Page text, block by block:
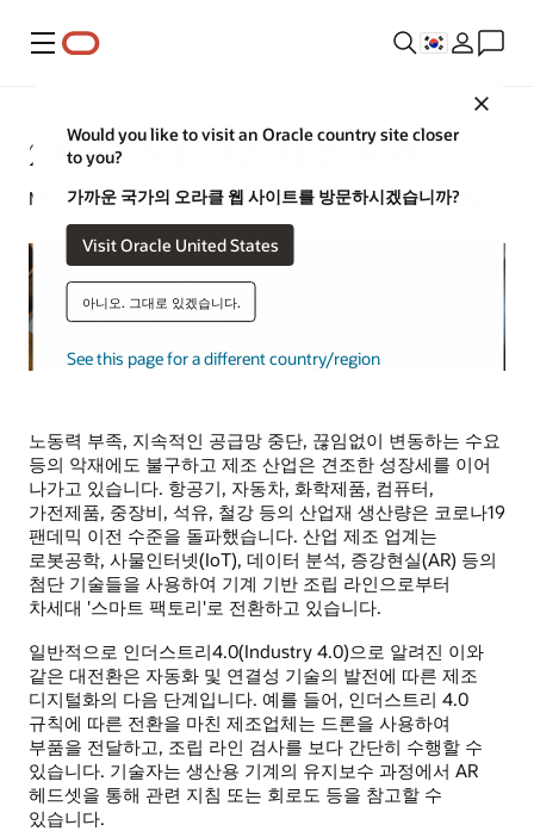
메뉴
Would you like to visit an Oracle country site closer
to you?
가까운 국가의 오라클 웹 사이트를 방문하시겠습니까?
Visit Oracle United States
아니오. 그대로 있겠습니다.
See this page for a different country/region
2024년 5대 산업 제조 트렌드
Margaret Lindquist | Content Strategist | 2024년 1월 8일
노동력 부족, 지속적인 공급망 중단, 끊임없이 변동하는 수요
등의 악재에도 불구하고 제조 산업은 견조한 성장세를 이어
나가고 있습니다. 항공기, 자동차, 화학제품, 컴퓨터,
가전제품, 중장비, 석유, 철강 등의 산업재 생산량은 코로나19
팬데믹 이전 수준을 돌파했습니다. 산업 제조 업계는
로봇공학, 사물인터넷(IoT), 데이터 분석, 증강현실(AR) 등의
첨단 기술들을 사용하여 기계 기반 조립 라인으로부터
차세대 '스마트 팩토리'로 전환하고 있습니다.
일반적으로 인더스트리4.0(Industry 4.0)으로 알려진 이와
같은 대전환은 자동화 및 연결성 기술의 발전에 따른 제조
디지털화의 다음 단계입니다. 예를 들어, 인더스트리 4.0
규칙에 따른 전환을 마친 제조업체는 드론을 사용하여
부품을 전달하고, 조립 라인 검사를 보다 간단히 수행할 수
있습니다. 기술자는 생산용 기계의 유지보수 과정에서 AR
헤드셋을 통해 관련 지침 또는 회로도 등을 참고할 수
있습니다.